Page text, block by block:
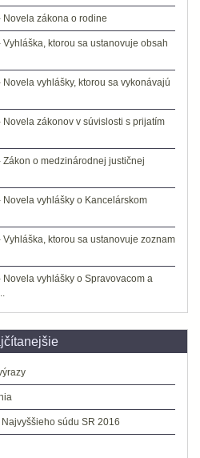
Novela zákona o rodine
ktorou sa ustanovuje obsah
vyhlášky, ktorou sa vykonávajú
Novela zákonov v súvislosti s prijatím
Zákon o medzinárodnej justičnej
Novela vyhlášky o Kancelárskom
ktorou sa ustanovuje zoznam
Novela vyhlášky o Spravovacom a
súdu SR 2016